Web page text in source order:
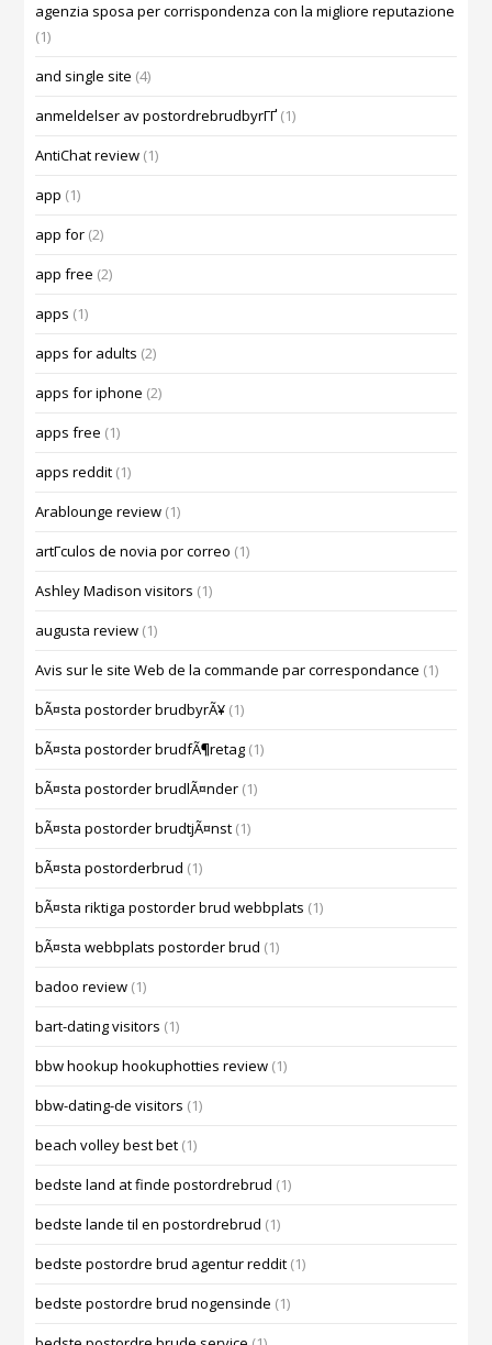
agenzia sposa per corrispondenza con la migliore reputazione
(1)
and single site (4)
anmeldelser av postordrebrudbyrГҐ (1)
AntiChat review (1)
app (1)
app for (2)
app free (2)
apps (1)
apps for adults (2)
apps for iphone (2)
apps free (1)
apps reddit (1)
Arablounge review (1)
artГ­culos de novia por correo (1)
Ashley Madison visitors (1)
augusta review (1)
Avis sur le site Web de la commande par correspondance (1)
bÃ¤sta postorder brudbyrÃ¥ (1)
bÃ¤sta postorder brudfÃ¶retag (1)
bÃ¤sta postorder brudlÃ¤nder (1)
bÃ¤sta postorder brudtjÃ¤nst (1)
bÃ¤sta postorderbrud (1)
bÃ¤sta riktiga postorder brud webbplats (1)
bÃ¤sta webbplats postorder brud (1)
badoo review (1)
bart-dating visitors (1)
bbw hookup hookuphotties review (1)
bbw-dating-de visitors (1)
beach volley best bet (1)
bedste land at finde postordrebrud (1)
bedste lande til en postordrebrud (1)
bedste postordre brud agentur reddit (1)
bedste postordre brud nogensinde (1)